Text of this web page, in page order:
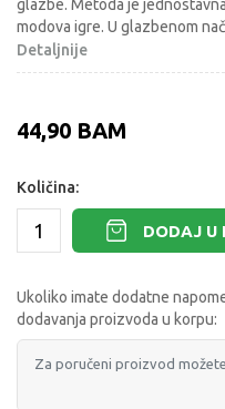
glazbe. Metoda je
modova igre. U glazbenom
Detaljnije
44,90 BAM
Količina:
DODAJ U
Ukoliko imate dodatne
dodavanja proizvoda u korpu: